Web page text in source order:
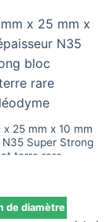
Depot
25 mm x 10 mm
Super Strong
terre rare
de diamètre